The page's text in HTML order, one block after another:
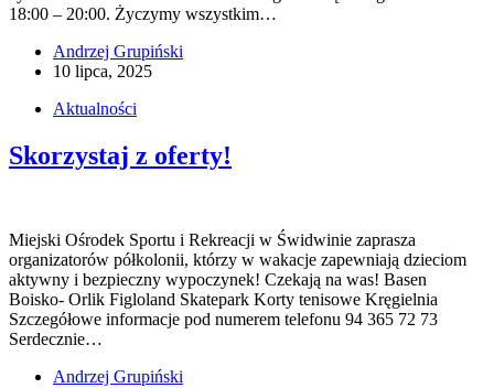
18:00 – 20:00. Życzymy wszystkim…
Andrzej Grupiński
10 lipca, 2025
Aktualności
Skorzystaj z oferty!
Miejski Ośrodek Sportu i Rekreacji w Świdwinie zaprasza
organizatorów półkolonii, którzy w wakacje zapewniają dzieciom
aktywny i bezpieczny wypoczynek! Czekają na was! Basen
Boisko- Orlik Figloland Skatepark Korty tenisowe Kręgielnia
Szczegółowe informacje pod numerem telefonu 94 365 72 73
Serdecznie…
Andrzej Grupiński